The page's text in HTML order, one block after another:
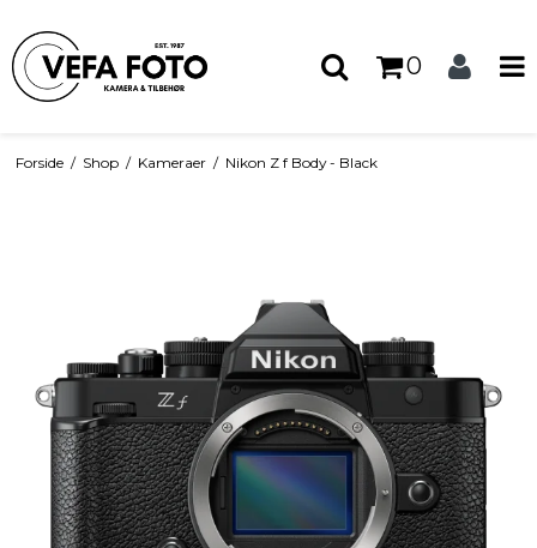
0
Forside / Shop / Kameraer / Nikon Z f Body - Black